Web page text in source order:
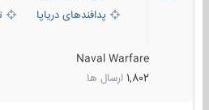
پدافندهای دریاپایه
Naval Warfare
1,802 ارسال ها